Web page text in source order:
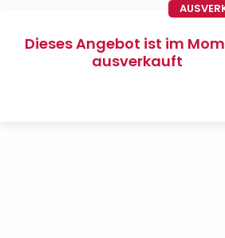
Dieses Angebot ist im
ausverkauft